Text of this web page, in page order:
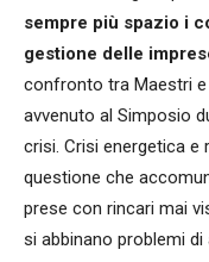
sempre più spazio i
gestione delle
confronto tra Maestri e
avvenuto al Simposio
crisi. Crisi energetica e
questione che
prese con rincari mai
si abbinano problemi